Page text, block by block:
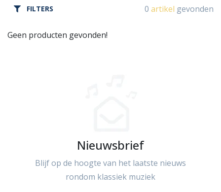
FILTERS 0 artikel gevonden
Geen producten gevonden!
Nieuwsbrief
Blijf op de hoogte van het laatste nieuws
rondom klassiek muziek